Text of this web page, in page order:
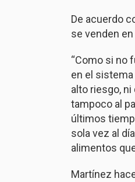
De acuerdo
se venden
“Como si no
en el
alto riesgo,
tampoco al
últimos
sola vez al
alimentos
Martínez